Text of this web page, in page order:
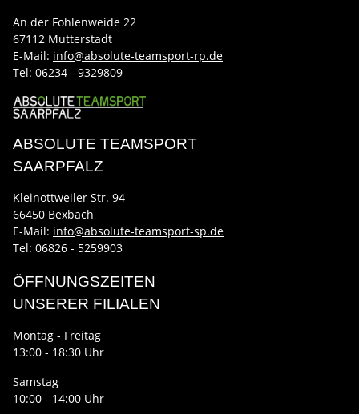
An der Fohlenweide 22
67112 Mutterstadt
E-Mail: info@absolute-teamsport-rp.de
Tel: 06234 - 9329809
ABSOLUTE TEAMSPORT
SAARPFALZ
Kleinottweiler Str. 94
66450 Bexbach
E-Mail: info@absolute-teamsport-sp.de
Tel: 06826 - 5259903
ÖFFNUNGSZEITEN
UNSERER FILIALEN
Montag - Freitag
13:00 - 18:30 Uhr
Samstag
10:00 - 14:00 Uhr